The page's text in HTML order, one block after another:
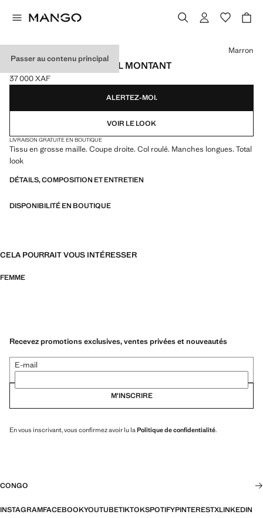
Passer au contenu principal
PULL-OVER MAILLE COL MONTANT
Prix actuel [37 000 XAF ]
37 000 XAF
Choisissez une couleur
Marron
ALERTEZ-MOI.
VOIR LE LOOK
LIVRAISON GRATUITE EN BOUTIQUE
Tissu en grosse maille. Coupe droite. Col roulé. Manches longues. Total
look
DÉTAILS, COMPOSITION ET ENTRETIEN
DISPONIBILITÉ EN BOUTIQUE
CELA POURRAIT VOUS INTÉRESSER
FEMME
Recevez promotions exclusives, ventes privées et nouveautés
E-mail
M’INSCRIRE
En vous inscrivant, vous confirmez avoir lu la Politique de confidentialité.
CONGO
INSTAGRAMFACEBOOKYOUTUBETIKTOKSPOTIFYPINTERESTXLINKEDIN